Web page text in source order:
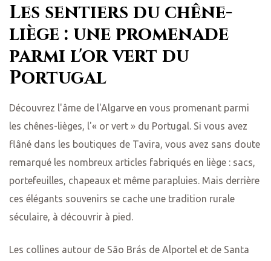
Les sentiers du chêne-
liège : une promenade
parmi l'or vert du
Portugal
Découvrez l'âme de l'Algarve en vous promenant parmi
les chênes-lièges, l'« or vert » du Portugal. Si vous avez
flâné dans les boutiques de Tavira, vous avez sans doute
remarqué les nombreux articles fabriqués en liège : sacs,
portefeuilles, chapeaux et même parapluies. Mais derrière
ces élégants souvenirs se cache une tradition rurale
séculaire, à découvrir à pied.
Les collines autour de São Brás de Alportel et de Santa